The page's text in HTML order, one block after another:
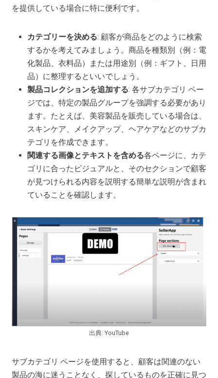
を提供している場合に特に便利です。
カテゴリーを決める: 顧客が商品をどのように検索
するかを考えてみましょう。商品を種類別（例：電
化製品、衣料品）または用途別（例：ギフト、日用
品）に整理するといいでしょう。
製品コレクションを追加する: 各サブカテゴリ ペー
ジでは、特定の製品グループを強調する必要があり
ます。たとえば、美容製品を販売している場合は、
スキンケア、メイクアップ、ヘアケアなどのサブカ
テゴリを作成できます。
関連する画像とテキストを含める各ページに、カテ
ゴリに合ったビジュアルと、そのセクションで顧客
が見つけられる内容を説明する簡単な説明が含まれ
ていることを確認します。
出典: YouTube
サブカテゴリ ページを使用すると、顧客は関連のない
製品の海に迷うことなく、探しているものを正確に見つ